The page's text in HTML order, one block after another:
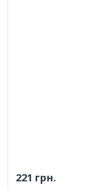
221 грн.